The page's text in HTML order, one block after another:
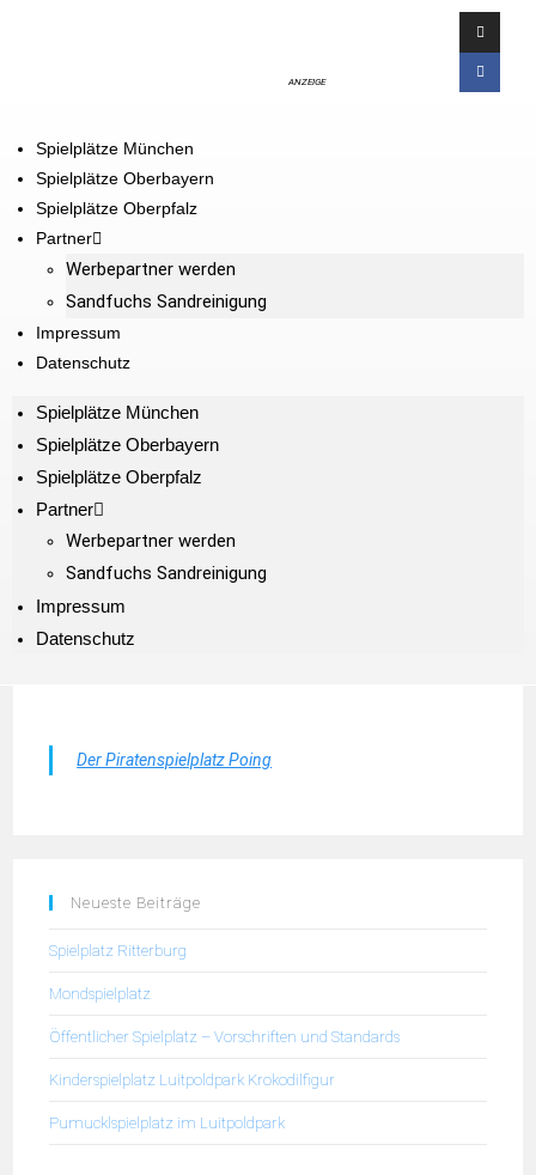
ANZEIGE
Spielplätze München
Spielplätze Oberbayern
Spielplätze Oberpfalz
Partner
Werbepartner werden
Sandfuchs Sandreinigung
Impressum
Datenschutz
Spielplätze München
Spielplätze Oberbayern
Spielplätze Oberpfalz
Partner
Werbepartner werden
Sandfuchs Sandreinigung
Impressum
Datenschutz
Der Piratenspielplatz Poing
Neueste Beiträge
Spielplatz Ritterburg
Mondspielplatz
Öffentlicher Spielplatz – Vorschriften und Standards
Kinderspielplatz Luitpoldpark Krokodilfigur
Pumucklspielplatz im Luitpoldpark